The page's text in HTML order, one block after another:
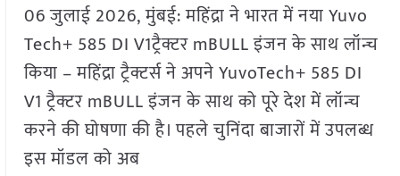
06 जुलाई 2026, मुंबई: महिंद्रा ने भारत में नया Yuvo
Tech+ 585 DI V1ट्रैक्टर mBULL इंजन के साथ लॉन्च
किया – महिंद्रा ट्रैक्टर्स ने अपने YuvoTech+ 585 DI
V1 ट्रैक्टर mBULL इंजन के साथ को पूरे देश में लॉन्च
करने की घोषणा की है। पहले चुनिंदा बाजारों में उपलब्ध
इस मॉडल को अब